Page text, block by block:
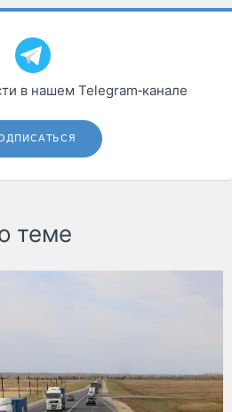
в нашем Telegram‑канале
теме